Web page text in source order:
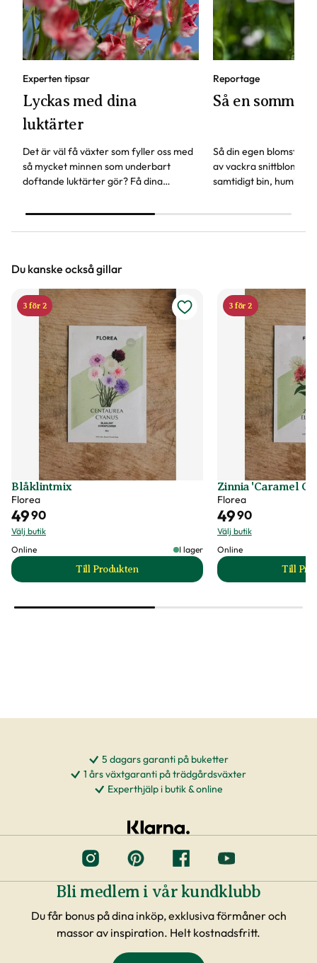
Experten tipsar
Lyckas med dina
luktärter
Det är väl få växter som fyller oss med
så mycket minnen som underbart
doftande luktärter gör? Få dina
här är experttipsen!
Reportage
Så en
Så din egen
av vackra
samtidigt bin, humlor
Trädgårdsprofilen
Du kanske också gillar
3 för 2
Blåklintmix
Florea
4990
Välj butik
Online
I lager
Till Produkten
till Blåklintmix produktsida
3 för 2
Zinnia 'Caramel
Florea
4990
Välj butik
Online
Till
5 dagars garanti på buketter
1 års växtgaranti på trädgårdsväxter
Experthjälp i butik & online
Bli medlem i vår kundklubb
Du får bonus på dina inköp, exklusiva förmåner och
massor av inspiration. Helt kostnadsfritt.